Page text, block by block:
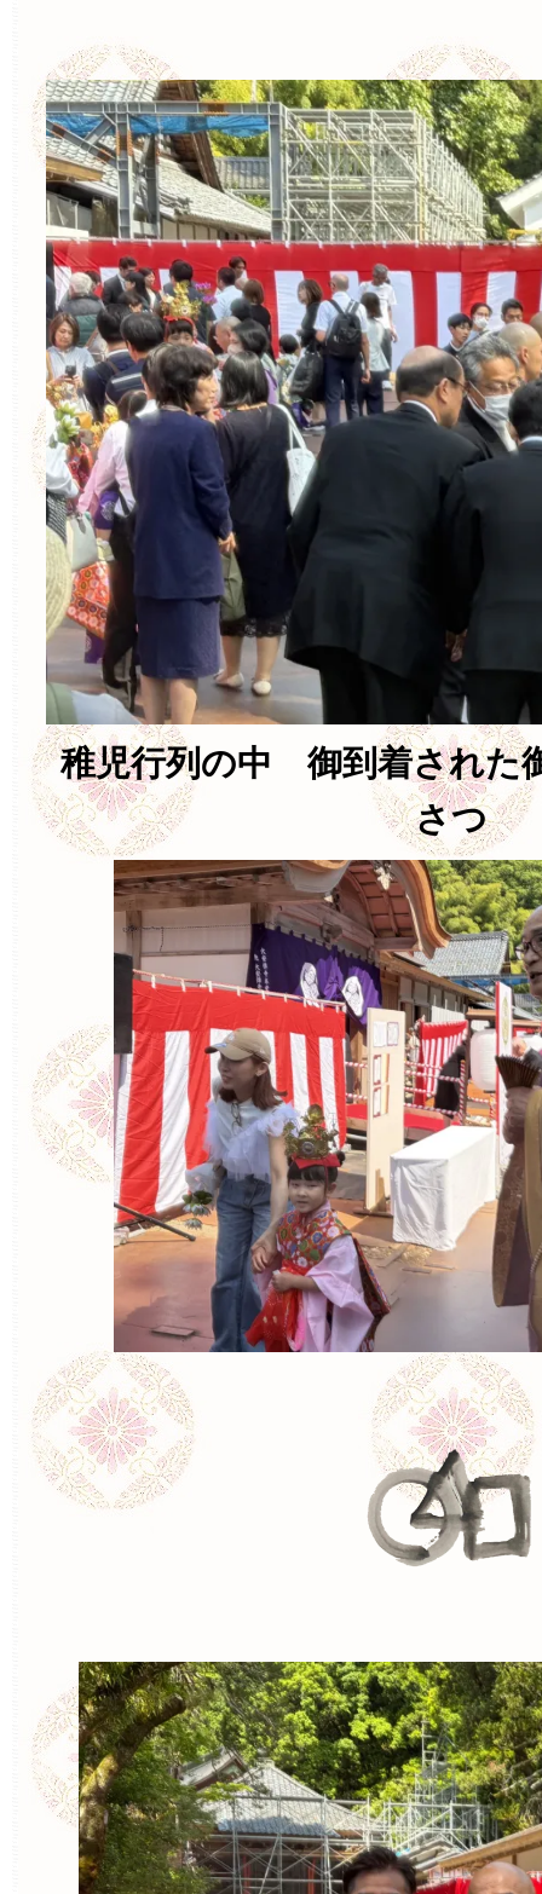
稚児行列の中 御到着された
さつ